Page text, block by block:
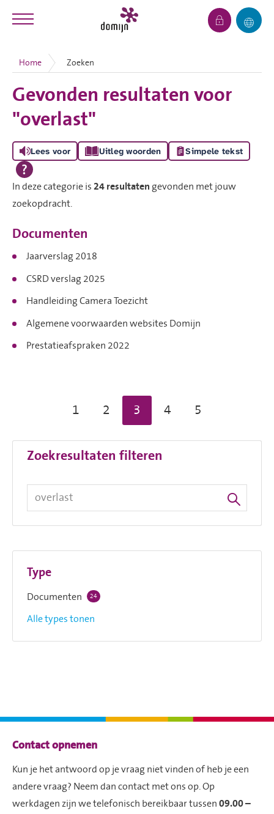
Naar hoofdinhoud
Naar hoofdnavigatiemenu
Naar zoeken
Naar de homepage
Ga naar Hoofd
Home Zoeken
Gevonden resultaten voor
"overlast"
Lees voor Uitleg woorden Simpele tekst
In deze categorie is 24 resultaten gevonden met jouw
zoekopdracht.
Documenten
Jaarverslag 2018
CSRD verslag 2025
Handleiding Camera Toezicht
Algemene voorwaarden websites Domijn
Prestatieafspraken 2022
Selecteer een pagina
1 2 3 4 5
Zoekresultaten filteren
Zoeken
Vraag of trefwoord
Type
Documenten 24 resultaten
Alle types tonen
Contactinformatie
Contact opnemen
Kun je het antwoord op je vraag niet vinden of heb je een
andere vraag? Neem dan contact met ons op. Op
werkdagen zijn we telefonisch bereikbaar tussen 09.00 –